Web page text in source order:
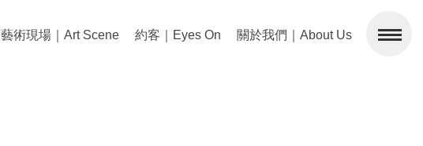
藝術現場｜Art Scene 約客｜Eyes On 關於我們｜About Us